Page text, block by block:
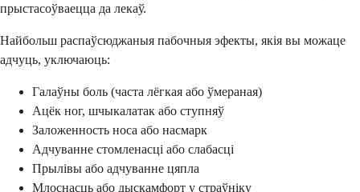
прыстасоўваецца да лекаў.
Найбольш распаўсюджаныя пабочныя эфекты, якія вы можаце
адчуць, уключаюць:
Галаўны боль (часта лёгкая або ўмераная)
Ацёк ног, шчыкалатак або ступняў
Заложенность носа або насмарк
Адчуванне стомленасці або слабасці
Прылівы або адчуванне цяпла
Млоснасць або дыскамфорт у страўніку